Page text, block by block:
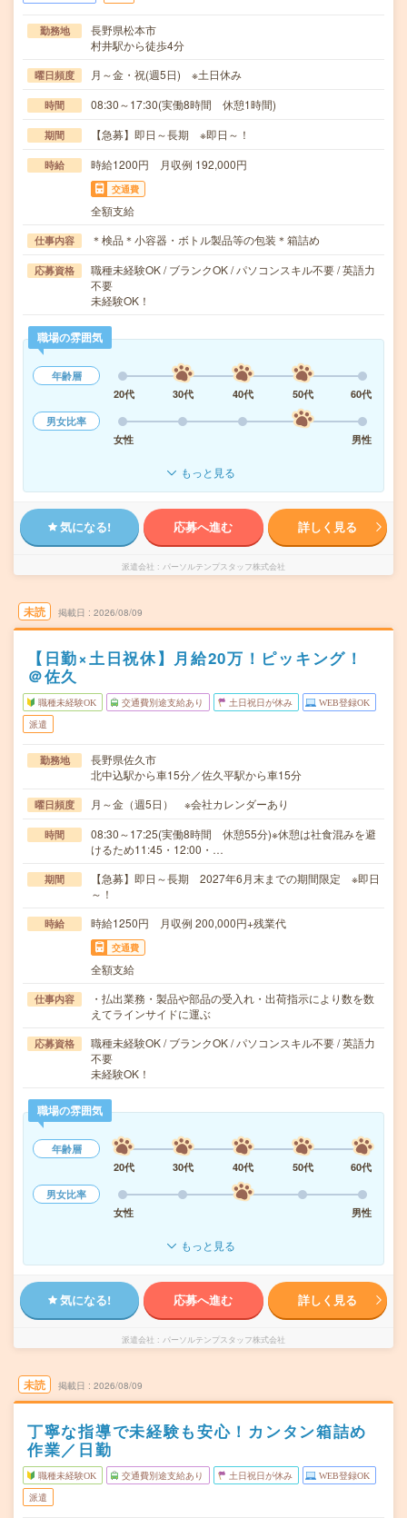
勤務地
長野県松本市
村井駅から徒歩4分
曜日頻度 月～金・祝(週5日) ※土日休み
時間 08:30～17:30(実働8時間 休憩1時間)
期間 【急募】即日～長期 ※即日～！
時給 時給1200円 月収例 192,000円
交通費
全額支給
仕事内容 ＊検品＊小容器・ボトル製品等の包装＊箱詰め
応募資格
職種未経験OK / ブランクOK / パソコンスキル不要 / 英語力
不要
未経験OK！
職場の雰囲気
年齢層
20代
30代 40代 50代
60代
男女比率
女性
男性
もっと見る
気になる! 応募へ進む 詳しく見る
派遣会社 パーソルテンプスタッフ株式会社
未読 掲載日 2026/08/09
【日勤×土日祝休】月給20万！ピッキング！
＠佐久
職種未経験OK 交通費別途支給あり 土日祝日が休み WEB登録OK
派遣
勤務地
長野県佐久市
北中込駅から車15分／佐久平駅から車15分
曜日頻度 月～金（週5日） ※会社カレンダーあり
時間
08:30～17:25(実働8時間 休憩55分)※休憩は社食混みを避
けるため11:45・12:00・…
期間
【急募】即日～長期 2027年6月末までの期間限定 ※即日
～！
時給 時給1250円 月収例 200,000円+残業代
交通費
全額支給
仕事内容
・払出業務・製品や部品の受入れ・出荷指示により数を数
えてラインサイドに運ぶ
応募資格
職種未経験OK / ブランクOK / パソコンスキル不要 / 英語力
不要
未経験OK！
職場の雰囲気
年齢層
20代
30代 40代 50代
60代
男女比率
女性
男性
もっと見る
気になる! 応募へ進む 詳しく見る
派遣会社 パーソルテンプスタッフ株式会社
未読 掲載日 2026/08/09
丁寧な指導で未経験も安心！カンタン箱詰め
作業／日勤
職種未経験OK 交通費別途支給あり 土日祝日が休み WEB登録OK
派遣